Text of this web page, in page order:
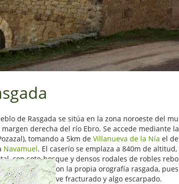
de Rasgada se sitúa en la zona noroeste del
derecha del río Ebro. Se accede mediante
tomando a 5km de Villanueva de la Nía el
Navamuel. El caserío se emplaza a 840m de
con soto-bosque y densos rodales de robles
relacionarse con la propia orografía rasgada,
un relieve fracturado y algo escarpado.